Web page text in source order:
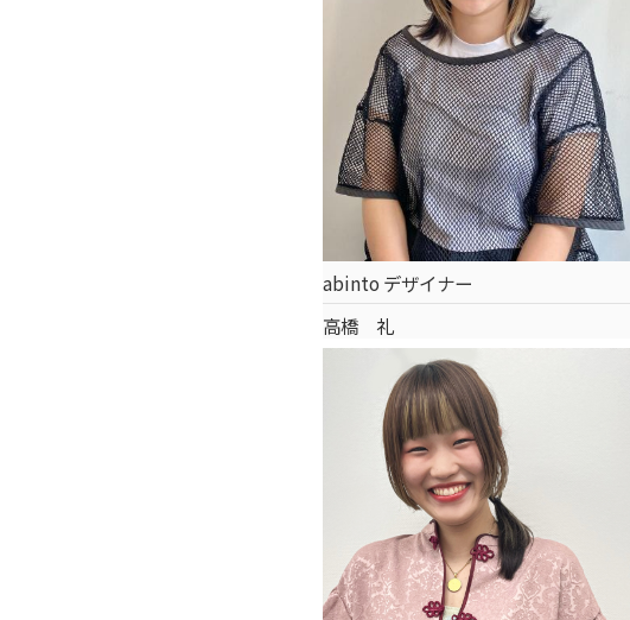
abinto デザイナー
高橋 礼